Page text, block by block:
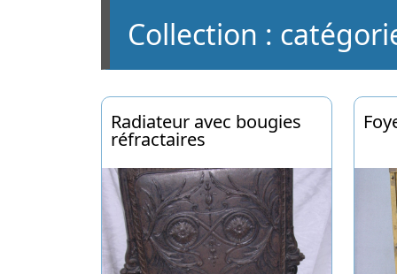
Radiateur avec bougies
réfractaires